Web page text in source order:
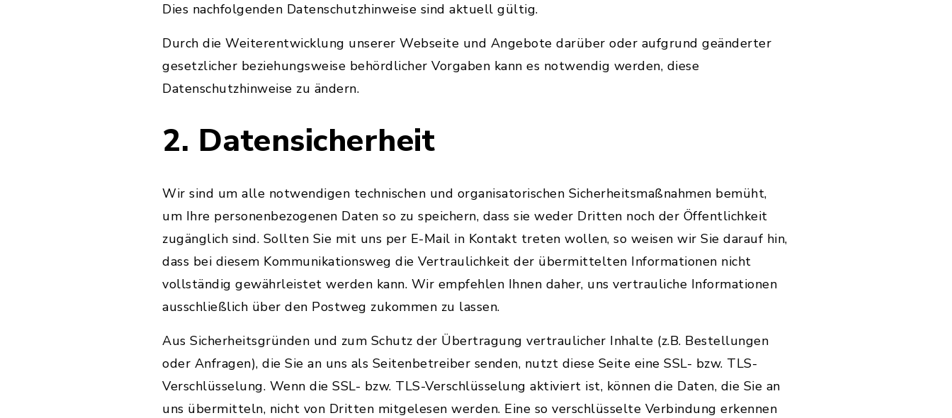
Dies nachfolgenden Datenschutzhinweise sind aktuell gültig.
Durch die Weiterentwicklung unserer Webseite und Angebote darüber oder aufgrund geänderter
gesetzlicher beziehungsweise behördlicher Vorgaben kann es notwendig werden, diese
Datenschutzhinweise zu ändern.
2. Datensicherheit
Wir sind um alle notwendigen technischen und organisatorischen Sicherheitsmaßnahmen bemüht,
um Ihre personenbezogenen Daten so zu speichern, dass sie weder Dritten noch der Öffentlichkeit
zugänglich sind. Sollten Sie mit uns per E-Mail in Kontakt treten wollen, so weisen wir Sie darauf hin,
dass bei diesem Kommunikationsweg die Vertraulichkeit der übermittelten Informationen nicht
vollständig gewährleistet werden kann. Wir empfehlen Ihnen daher, uns vertrauliche Informationen
ausschließlich über den Postweg zukommen zu lassen.
Aus Sicherheitsgründen und zum Schutz der Übertragung vertraulicher Inhalte (z.B. Bestellungen
oder Anfragen), die Sie an uns als Seitenbetreiber senden, nutzt diese Seite eine SSL- bzw. TLS-
Verschlüsselung. Wenn die SSL- bzw. TLS-Verschlüsselung aktiviert ist, können die Daten, die Sie an
uns übermitteln, nicht von Dritten mitgelesen werden. Eine so verschlüsselte Verbindung erkennen